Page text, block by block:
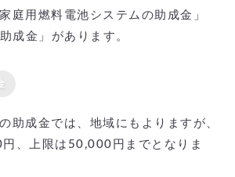
庭用燃料電池システムの助成金」
成金」があります。
助成金では、地域にもよりますが、
、上限は50,000円までとなりま